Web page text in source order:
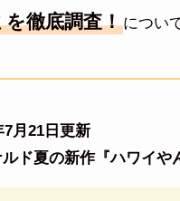
徹底調査！につい
月21日更新
ド夏の新作『ハワイや